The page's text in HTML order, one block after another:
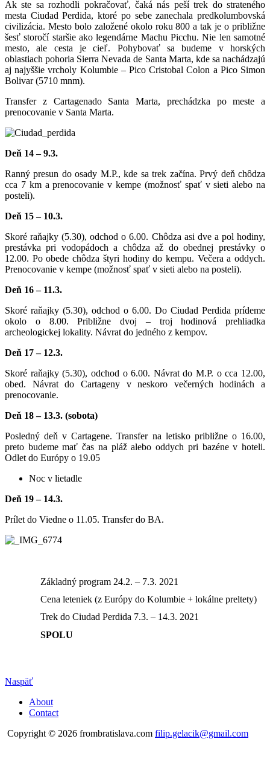
Ak ste sa rozhodli pokračovať, čaká nás peší trek do strateného
mesta Ciudad Perdida, ktoré po sebe zanechala predkolumbovská
civilizácia. Mesto bolo založené okolo roku 800 a tak je o približne
šesť storočí staršie ako legendárne Machu Picchu. Nie len samotné
mesto, ale cesta je cieľ. Pohybovať sa budeme v horských
oblastiach pohoria Sierra Nevada de Santa Marta, kde sa nachádzajú
aj najyššie vrcholy Kolumbie – Pico Cristobal Colon a Pico Simon
Bolivar (5710 mnm).
Transfer z Cartagenado Santa Marta, prechádzka po meste a
prenocovanie v Santa Marta.
Deň 14 – 9.3.
Ranný presun do osady M.P., kde sa trek začína. Prvý deň chôdza
cca 7 km a prenocovanie v kempe (možnosť spať v sieti alebo na
posteli).
Deň 15 – 10.3.
Skoré raňajky (5.30), odchod o 6.00. Chôdza asi dve a pol hodiny,
prestávka pri vodopádoch a chôdza až do obednej prestávky o
12.00. Po obede chôdza štyri hodiny do kempu. Večera a oddych.
Prenocovanie v kempe (možnosť spať v sieti alebo na posteli).
Deň 16 – 11.3.
Skoré raňajky (5.30), odchod o 6.00. Do Ciudad Perdida prídeme
okolo o 8.00. Približne dvoj – troj hodinová prehliadka
archeologickej lokality. Návrat do jedného z kempov.
Deň 17 – 12.3.
Skoré raňajky (5.30), odchod o 6.00. Návrat do M.P. o cca 12.00,
obed. Návrat do Cartageny v neskoro večerných hodinách a
prenocovanie.
Deň 18 – 13.3. (sobota)
Posledný deň v Cartagene. Transfer na letisko približne o 16.00,
preto budeme mať čas na pláž alebo oddych pri bazéne v hoteli.
Odlet do Európy o 19.05
Noc v lietadle
Deň 19 – 14.3.
Prílet do Viedne o 11.05. Transfer do BA.
Základný program 24.2. – 7.3. 2021
Cena leteniek (z Európy do Kolumbie + lokálne preltety)
Trek do Ciudad Perdida 7.3. – 14.3. 2021
SPOLU
Naspäť
About
Contact
Copyright © 2026 frombratislava.com filip.gelacik@gmail.com